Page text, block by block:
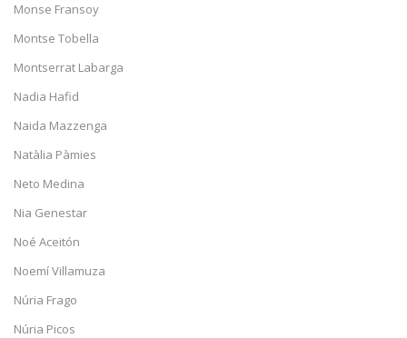
Monse Fransoy
Montse Tobella
Montserrat Labarga
Nadia Hafid
Naida Mazzenga
Natàlia Pàmies
Neto Medina
Nia Genestar
Noé Aceitón
Noemí Villamuza
Núria Frago
Núria Picos